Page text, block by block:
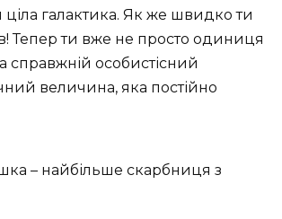
ціла галактика. Як же швидко ти
Тепер ти вже не просто одиниця
а справжній особистісний
величина, яка постійно
– найбільше скарбниця з